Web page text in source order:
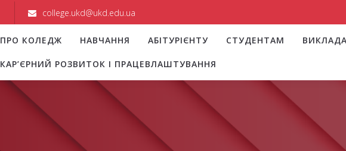
college.ukd@ukd.edu.ua
ПРО КОЛЕДЖ НАВЧАННЯ АБІТУРІЄНТУ СТУДЕНТАМ
КАР’ЄРНИЙ РОЗВИТОК І ПРАЦЕВЛАШТУВАННЯ